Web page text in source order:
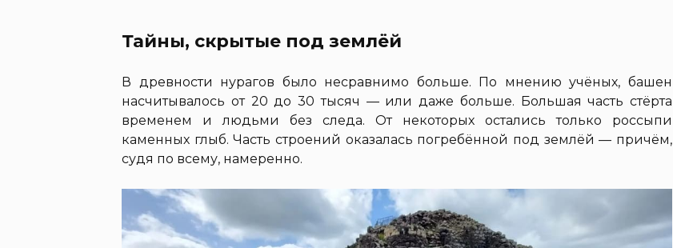
Тайны, скрытые под землёй
В древности нурагов было несравнимо больше. По мнению учёных, башен
насчитывалось от 20 до 30 тысяч — или даже больше. Большая часть стёрта
временем и людьми без следа. От некоторых остались только россыпи
каменных глыб. Часть строений оказалась погребённой под землёй — причём,
судя по всему, намеренно.